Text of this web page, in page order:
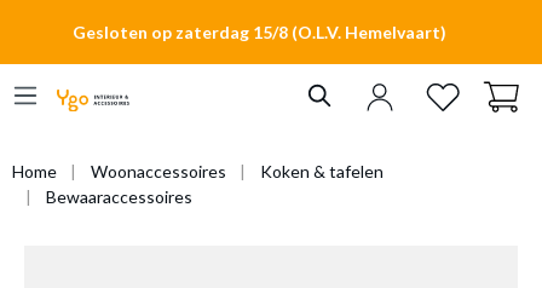
Gesloten op zaterdag 15/8 (O.L.V. Hemelvaart)
Home Woonaccessoires
Koken & tafelen
Bewaaraccessoires